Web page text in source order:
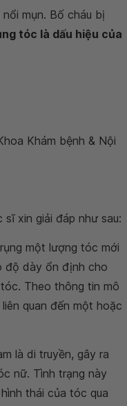
mụn. Bố cháu bị
tóc là dấu hiệu của
Khám bệnh & Nội
sĩ xin giải đáp như sau:
một lượng tóc mới
độ dày ổn định cho
Theo thông tin mô
quan đến một hoặc
là di truyền, gây ra
nữ. Tình trạng này
thái của tóc qua